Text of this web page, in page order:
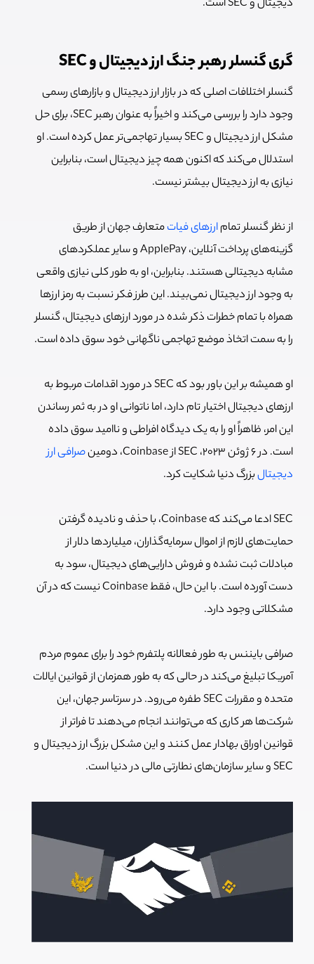
دیجیتال و SEC است.
گری گنسلر رهبر جنگ ارز دیجیتال و SEC
گنسلر اختلافات اصلی که در بازار ارز دیجیتال و بازارهای رسمی
وجود دارد را بررسی می‌کند و اخیراً به عنوان رهبر SEC، برای حل
مشکل ارز دیجیتال و SEC بسیار تهاجمی‌تر عمل کرده است. او
استدلال می‌کند که اکنون همه چیز دیجیتال است، بنابراین
نیازی به ارز دیجیتال بیشتر نیست.
از نظر گنسلر تمامارزهای فیاتمتعارف جهان از طریق
گزینه‌های پرداخت آنلاین، ApplePay و سایر عملکردهای
مشابه دیجیتالی هستند. بنابراین، او به طور کلی نیازی واقعی
به وجود ارز دیجیتال نمی‌بیند. این طرز فکر نسبت به رمز ارزها
همراه با تمام خطرات ذکر شده در مورد ارزهای دیجیتال، گنسلر
را به سمت اتخاذ موضع تهاجمی ناگهانی خود سوق داده است.
او همیشه بر این باور بود که SEC در مورد اقدامات مربوط به
ارزهای دیجیتال اختیار تام دارد، اما ناتوانی او در به ثمر رساندن
این امر، ظاهراً او را به یک دیدگاه افراطی و ناامید سوق داده
است. در 6 ژوئن 2023، SEC از Coinbase، دومین
صرافی ارز
دیجیتالبزرگ دنیا شکایت کرد.
SEC ادعا می‌کند که Coinbase، با حذف و نادیده گرفتن
حمایت‌های لازم از اموال سرمایه‌گذاران، میلیاردها دلار از
مبادلات ثبت نشده و فروش دارایی‌های دیجیتال، سود به
دست آورده است. با این حال، فقط Coinbase نیست که در آن
مشکلاتی وجود دارد.
صرافی بایننس به طور فعالانه پلتفرم خود را برای عموم مردم
آمریکا تبلیغ می‌کند در حالی که به طور همزمان از قوانین ایالات
متحده و مقررات SEC طفره می‌رود. در سرتاسر جهان، این
شرکت‌ها هر کاری که می‌توانند انجام می‌دهند تا فراتر از
قوانین اوراق بهادار عمل کنند و این مشکل بزرگ ارز دیجیتال و
SEC و سایر سازمان‌های نطارتی مالی در دنیا است.